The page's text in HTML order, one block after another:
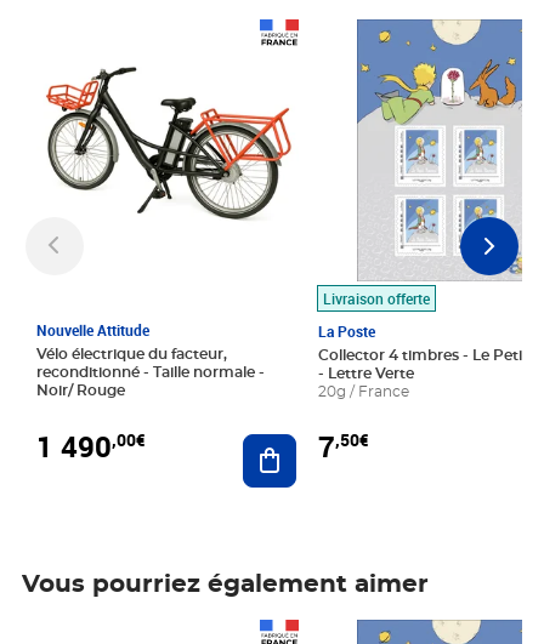
Nouvelle Attitude
Vélo électrique du facteur,
reconditionné - Taille normale -
Noir/ Rouge
1 490,00€ Ajouter au panier
Livraison offerte
La Poste
Collector 4 timbres - Le Petit
- Lettre Verte
20g / France
7,50€
Prix 7,50€
Vous pourriez également aimer
Prix 7,50€